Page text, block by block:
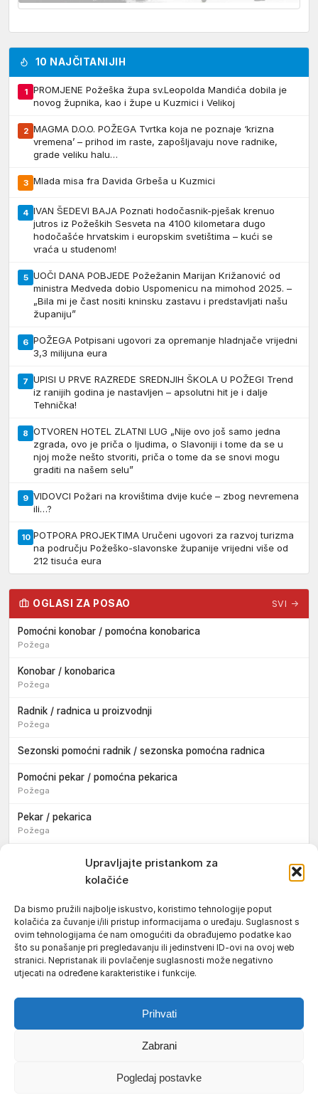
Upravljajte pristankom za
kolačiće
Da bismo pružili najbolje iskustvo, koristimo tehnologije poput
kolačića za čuvanje i/ili pristup informacijama o uređaju. Suglasnost s
ovim tehnologijama će nam omogućiti da obrađujemo podatke kao
što su ponašanje pri pregledavanju ili jedinstveni ID-ovi na ovoj web
stranici. Nepristanak ili povlačenje suglasnosti može negativno
utjecati na određene karakteristike i funkcije.
Prihvati
Zabrani
Pogledaj postavke
10 NAJČITANIJIH
1
PROMJENE Požeška župa sv.Leopolda Mandića dobila je
novog župnika, kao i župe u Kuzmici i Velikoj
2 MAGMA D.O.O. POŽEGA Tvrtka koja ne poznaje ‘krizna
vremena’ – prihod im raste, zapošljavaju nove radnike,
grade veliku halu…
3 Mlada misa fra Davida Grbeša u Kuzmici
4 IVAN ŠEDEVI BAJA Poznati hodočasnik-pješak krenuo
jutros iz Požeških Sesveta na 4100 kilometara dugo
hodočašće hrvatskim i europskim svetištima – kući se
vraća u studenom!
5 UOČI DANA POBJEDE Požežanin Marijan Križanović od
ministra Medveda dobio Uspomenicu na mimohod 2025. –
„Bila mi je čast nositi kninsku zastavu i predstavljati našu
županiju”
6 POŽEGA Potpisani ugovori za opremanje hladnjače vrijedni
3,3 milijuna eura
7 UPISI U PRVE RAZREDE SREDNJIH ŠKOLA U POŽEGI Trend
iz ranijih godina je nastavljen – apsolutni hit je i dalje
Tehnička!
8 OTVOREN HOTEL ZLATNI LUG „Nije ovo još samo jedna
zgrada, ovo je priča o ljudima, o Slavoniji i tome da se u
njoj može nešto stvoriti, priča o tome da se snovi mogu
graditi na našem selu”
9 VIDOVCI Požari na krovištima dvije kuće – zbog nevremena
ili…?
10 POTPORA PROJEKTIMA Uručeni ugovori za razvoj turizma
na području Požeško-slavonske županije vrijedni više od
212 tisuća eura
OGLASI ZA POSAO SVI →
Pomoćni konobar / pomoćna konobarica
Požega
Konobar / konobarica
Požega
Radnik / radnica u proizvodnji
Požega
Sezonski pomoćni radnik / sezonska pomoćna radnica
Pomoćni pekar / pomoćna pekarica
Požega
Pekar / pekarica
Požega
Konobar / konobarica
Tokar / tokarica
Jakšić
Njegovatelj / njegovateljica starijih i nemoćnih osoba
Resnik
Pravila privatnosti